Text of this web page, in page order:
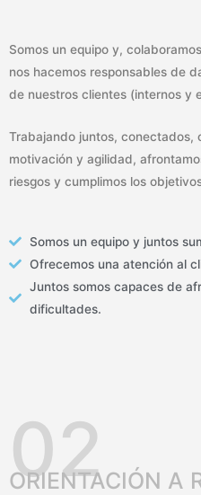
Somos un equipo y,
nos hacemos responsables de
de nuestros clientes (internos y
Trabajando juntos, conectados,
motivación y agilidad,
riesgos y cumplimos los
Somos un equipo y juntos
Ofrecemos una atención al
Juntos somos capaces de
dificultades.
02
ORIENTACIÓN A